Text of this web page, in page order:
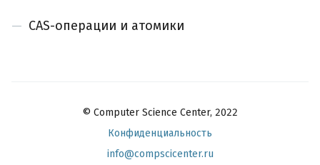
CAS-операции и атомики
© Computer Science Center, 2022
Конфиденциальность
info@compscicenter.ru